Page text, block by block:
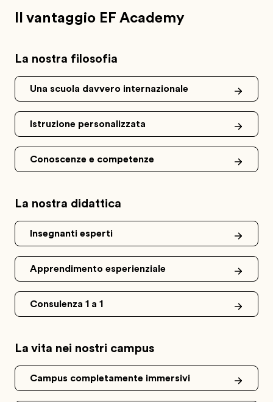
Il vantaggio EF Academy
La nostra filosofia
Una scuola davvero internazionale
Istruzione personalizzata
Conoscenze e competenze
La nostra didattica
Insegnanti esperti
Apprendimento esperienziale
Consulenza 1 a 1
La vita nei nostri campus
Campus completamente immersivi